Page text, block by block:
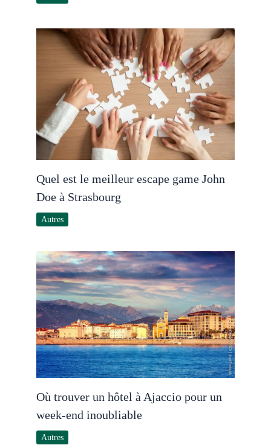
Quel est le meilleur escape game John
Doe à Strasbourg
Autres
Où trouver un hôtel à Ajaccio pour un
week-end inoubliable
Autres